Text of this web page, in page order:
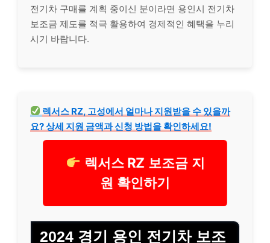
전기차 구매를 계획 중이신 분이라면 용인시 전기차
보조금 제도를 적극 활용하여 경제적인 혜택을 누리
시기 바랍니다.
렉서스 RZ, 고성에서 얼마나 지원받을 수 있을까
요? 상세 지원 금액과 신청 방법을 확인하세요!
렉서스 RZ 보조금 지
원 확인하기
2024 경기 용인 전기차 보조